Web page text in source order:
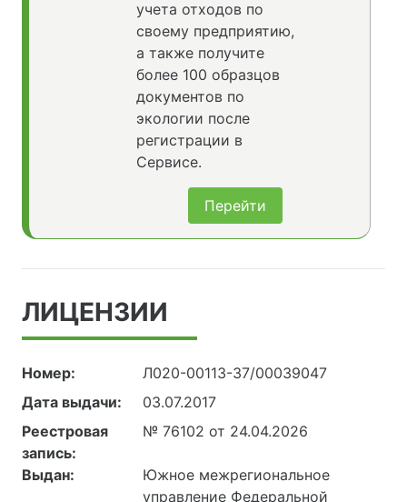
учета отходов по
своему предприятию,
а также получите
более 100 образцов
документов по
экологии после
регистрации в
Сервисе.
Перейти
ЛИЦЕНЗИИ
Номер:
Л020-00113-37/00039047
Дата выдачи:
03.07.2017
Реестровая
запись:
№ 76102 от 24.04.2026
Выдан:
Южное межрегиональное
управление Федеральной